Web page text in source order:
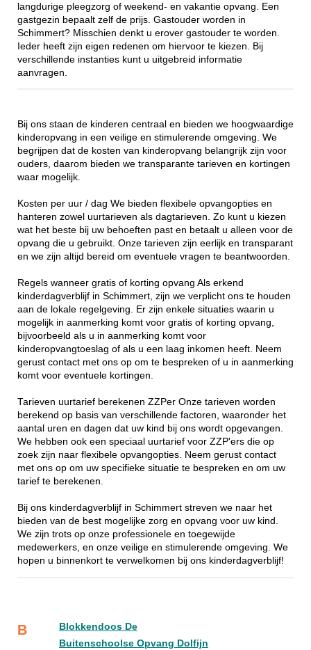
langdurige pleegzorg of weekend- en vakantie opvang. Een
gastgezin bepaalt zelf de prijs. Gastouder worden in
Schimmert? Misschien denkt u erover gastouder te worden.
Ieder heeft zijn eigen redenen om hiervoor te kiezen. Bij
verschillende instanties kunt u uitgebreid informatie
aanvragen.
Bij ons staan de kinderen centraal en bieden we hoogwaardige
kinderopvang in een veilige en stimulerende omgeving. We
begrijpen dat de kosten van kinderopvang belangrijk zijn voor
ouders, daarom bieden we transparante tarieven en kortingen
waar mogelijk.
Kosten per uur / dag We bieden flexibele opvangopties en
hanteren zowel uurtarieven als dagtarieven. Zo kunt u kiezen
wat het beste bij uw behoeften past en betaalt u alleen voor de
opvang die u gebruikt. Onze tarieven zijn eerlijk en transparant
en we zijn altijd bereid om eventuele vragen te beantwoorden.
Regels wanneer gratis of korting opvang Als erkend
kinderdagverblijf in Schimmert, zijn we verplicht ons te houden
aan de lokale regelgeving. Er zijn enkele situaties waarin u
mogelijk in aanmerking komt voor gratis of korting opvang,
bijvoorbeeld als u in aanmerking komt voor
kinderopvangtoeslag of als u een laag inkomen heeft. Neem
gerust contact met ons op om te bespreken of u in aanmerking
komt voor eventuele kortingen.
Tarieven uurtarief berekenen ZZPer Onze tarieven worden
berekend op basis van verschillende factoren, waaronder het
aantal uren en dagen dat uw kind bij ons wordt opgevangen.
We hebben ook een speciaal uurtarief voor ZZP'ers die op
zoek zijn naar flexibele opvangopties. Neem gerust contact
met ons op om uw specifieke situatie te bespreken en om uw
tarief te berekenen.
Bij ons kinderdagverblijf in Schimmert streven we naar het
bieden van de best mogelijke zorg en opvang voor uw kind.
We zijn trots op onze professionele en toegewijde
medewerkers, en onze veilige en stimulerende omgeving. We
hopen u binnenkort te verwelkomen bij ons kinderdagverblijf!
B
Blokkendoos De
Buitenschoolse Opvang Dolfijn